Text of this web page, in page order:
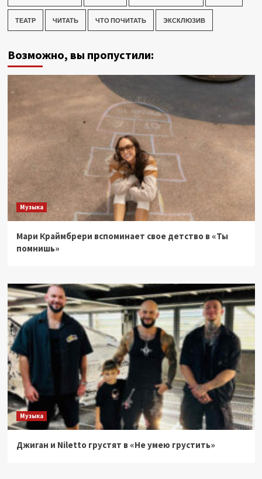
ТЕАТР ЧИТАТЬ ЧТО ПОЧИТАТЬ ЭКСКЛЮЗИВ
Возможно, вы пропустили:
Музыка
Мари Краймбрери вспоминает свое детство в «Ты
помнишь»
Музыка
Джиган и Niletto грустят в «Не умею грустить»